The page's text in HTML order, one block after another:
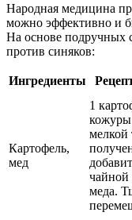
Народная медицина
можно эффективно и
На основе подручных
против синяков:
Ингредиенты
Картофель,
мед
1
кожуры
мелкой
чайной
меда.